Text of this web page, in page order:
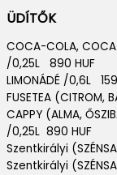
ÜDÍTŐK
COCA-COLA, COCA
/0,25L 890 HUF
LIMONÁDÉ /0,6L
FUSETEA
CAPPY (ALMA,
/0,25L 890 HUF
Szentkirályi
Szentkirályi